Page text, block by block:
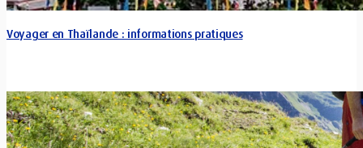
Voyager en Thaïlande : informations pratiques